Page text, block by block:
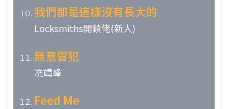
我們都是這樣沒有長大的
Locksmiths開鎖佬(新人)
無意冒犯
冼靖峰
Feed Me